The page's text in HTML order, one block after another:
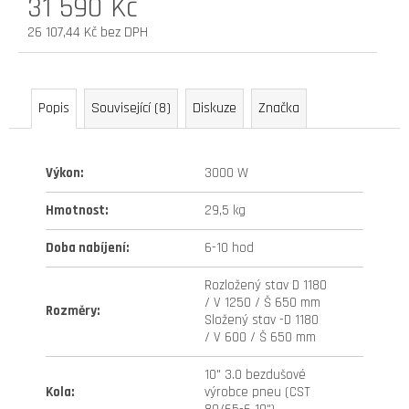
26 107,44 Kč bez DPH
Měrná
Popis Související (8) Diskuze Značka
Výkon: 3000 W
Hmotnost: 29,5 kg
Doba nabíjení: 6-10 hod
Rozměry:
Rozložený stav D 1180
/ V 1250 / Š 650 mm
Složený stav -D 1180
/ V 600 / Š 650 mm
Kola:
10" 3.0 bezdušové
výrobce pneu (CST
41
990
Kč